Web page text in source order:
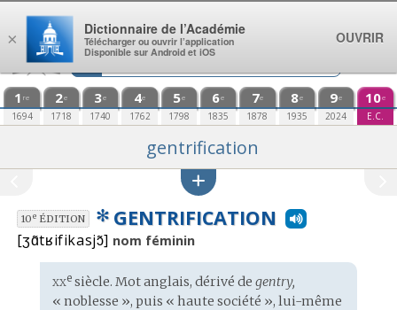
Aller au contenu
1 re
1694
2e
1718
3e
1740
4e
1762
5e
1798
6e
1835
7e
1878
8e
1935
9e
2024
10e
E.C.
gentrification
10eÉDITION ✻ GENTRIFICATION
[ʒɑ̃tʁifikasjɔ̃] nom féminin
Étymologie
:
xxesiècle. Motanglais, dérivé de gentry,
« noblesse », puis « haute société », lui-même
×
Dictionnaire de l’Académie
Télécharger ou ouvrir l’application
Disponible sur Android et iOS
OUVRIR